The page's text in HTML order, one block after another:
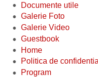
Documente utile
Galerie Foto
Galerie Video
Guestbook
Home
Politica de
Program